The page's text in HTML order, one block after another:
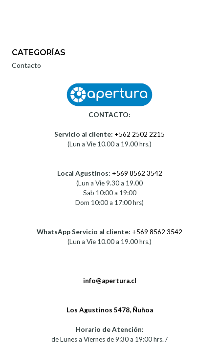
CATEGORÍAS
Contacto
CONTACTO:
Servicio al cliente: +562 2502 2215
(Lun a Vie 10.00 a 19.00 hrs.)
Local Agustinos: +569 8562 3542
(Lun a Vie 9.30 a 19.00
Sab 10:00 a 19:00
Dom 10:00 a 17:00 hrs)
WhatsApp Servicio al cliente: +569 8562 3542
(Lun a Vie 10.00 a 19.00 hrs.)
info@apertura.cl
Los Agustinos 5478, Ñuñoa
Horario de Atención:
de Lunes a Viernes de 9:30 a 19:00 hrs. /